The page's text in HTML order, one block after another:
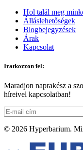
Hol talál meg
Álláslehetőségek
Blogbejegyzések
Árak
Kapcsolat
Iratkozzon fel:
Maradjon naprakész a
híreivel kapcsolatban!
© 2026 Hyperbarium.